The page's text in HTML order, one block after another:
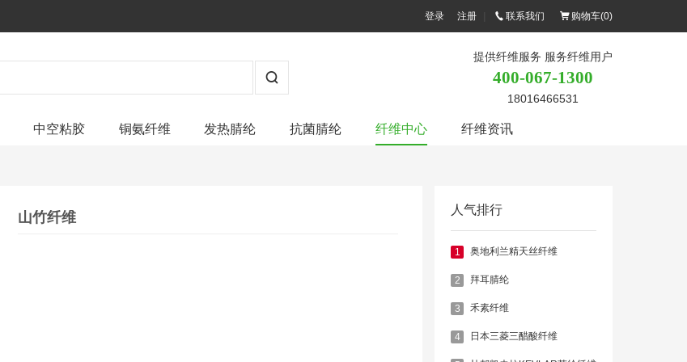
登录 注册 联系我们 购物车(0)
提供纤维服务 服务纤维用户
400-067-1300
18016466531
中空粘胶 铜氨纤维 发热腈纶 抗菌腈纶 纤维中心 纤维资讯
山竹纤维 人气排行
1 奥地利兰精天丝纤维
2 拜耳腈纶
3 禾素纤维
4 日本三菱三醋酸纤维